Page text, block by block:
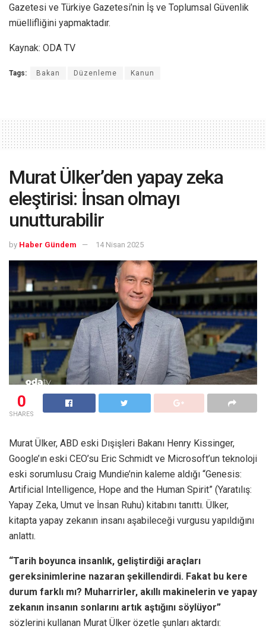
Gazetesi ve Türkiye Gazetesi’nin İş ve Toplumsal Güvenlik
müellifliğini yapmaktadır.
Kaynak: ODA TV
Tags: Bakan Düzenleme Kanun
Murat Ülker’den yapay zeka
eleştirisi: İnsan olmayı
unutturabilir
by Haber Gündem 14 Nisan 2025
0
SHARES
Murat Ülker, ABD eski Dışişleri Bakanı Henry Kissinger,
Google’ın eski CEO’su Eric Schmidt ve Microsoft’un teknoloji
eski sorumlusu Craig Mundie’nin kaleme aldığı “Genesis:
Artificial Intelligence, Hope and the Human Spirit” (Yaratılış:
Yapay Zeka, Umut ve İnsan Ruhu) kitabını tanıttı. Ülker,
kitapta yapay zekanın insanı aşabileceği vurgusu yapıldığını
anlattı.
“Tarih boyunca insanlık, geliştirdiği araçları
gereksinimlerine nazaran şekillendirdi. Fakat bu kere
durum farklı mı? Muharrirler, akıllı makinelerin ve yapay
zekanın insanın sonlarını artık aştığını söylüyor”
sözlerini kullanan Murat Ülker özetle şunları aktardı: